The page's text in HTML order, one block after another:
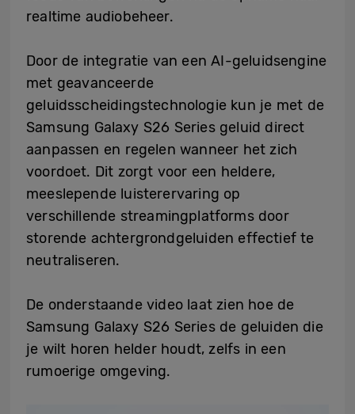
realtime audiobeheer.
Door de integratie van een AI-geluidsengine
met geavanceerde
geluidsscheidingstechnologie kun je met de
Samsung Galaxy S26 Series geluid direct
aanpassen en regelen wanneer het zich
voordoet. Dit zorgt voor een heldere,
meeslepende luisterervaring op
verschillende streamingplatforms door
storende achtergrondgeluiden effectief te
neutraliseren.
De onderstaande video laat zien hoe de
Samsung Galaxy S26 Series de geluiden die
je wilt horen helder houdt, zelfs in een
rumoerige omgeving.